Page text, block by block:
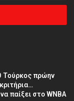
Τούρκος πρώην
παίξει στο WNBA